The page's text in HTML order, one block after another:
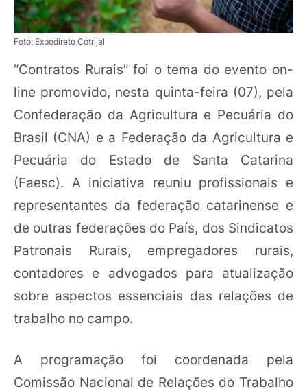
Foto: Expodireto Cotrijal
“Contratos Rurais” foi o tema do evento on-
line promovido, nesta quinta-feira (07), pela
Confederação da Agricultura e Pecuária do
Brasil (CNA) e a Federação da Agricultura e
Pecuária do Estado de Santa Catarina
(Faesc). A iniciativa reuniu profissionais e
representantes da federação catarinense e
de outras federações do País, dos Sindicatos
Patronais Rurais, empregadores rurais,
contadores e advogados para atualização
sobre aspectos essenciais das relações de
trabalho no campo.
A programação foi coordenada pela
Comissão Nacional de Relações do Trabalho